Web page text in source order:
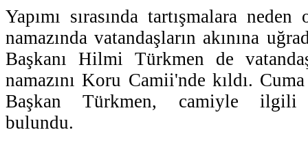
Yapımı sırasında tartışmalara
namazında vatandaşların akınına
Başkanı Hilmi Türkmen de
namazını Koru Camii'nde kıldı.
Başkan Türkmen, camiyle ilgili
bulundu.